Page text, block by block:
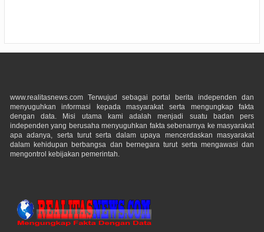
www.realitasnews.com Terwujud sebagai portal berita independen dan
menyuguhkan informasi kepada masyarakat serta mengungkap fakta
dengan data. Misi utama kami adalah menjadi suatu badan pers
independen yang berusaha menyuguhkan fakta sebenarnya ke masyarakat
apa adanya, serta turut serta dalam upaya mencerdaskan masyarakat
dalam kehidupan berbangsa dan bernegara turut serta mengawasi dan
mengontrol kebijakan pemerintah.